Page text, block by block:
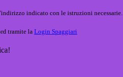
indicato con le istruzioni necessarie.
tramite la Login Spaggiari